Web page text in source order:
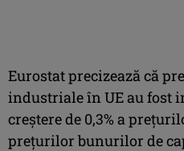
Eurostat precizează că
industriale în UE au fost
creştere de 0,3% a
preţurilor bunurilor de